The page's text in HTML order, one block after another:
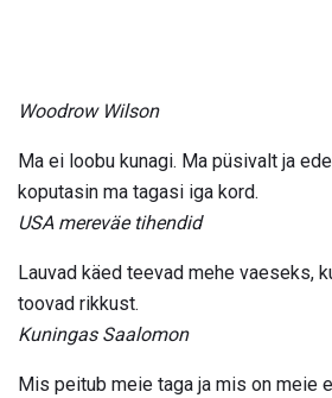
Woodrow Wilson
Ma ei loobu kunagi. Ma püsivalt ja
koputasin ma tagasi iga kord.
USA mereväe tihendid
Lauvad käed teevad mehe vaeseks,
toovad rikkust.
Kuningas Saalomon
Mis peitub meie taga ja mis on meie